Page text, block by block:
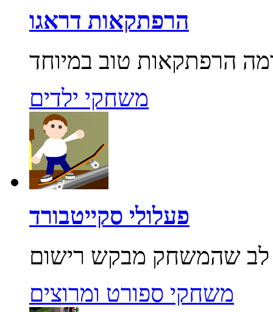
הרפתקאות דראגו
משחקי ילדים
פעלולי סקייטבורד
משחקי ספורט ומרוצים